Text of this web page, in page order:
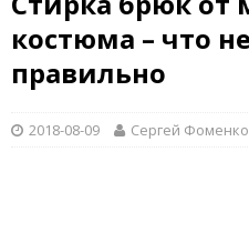
костюма – что
правильно
2018-08-09 Сергей Фоменко